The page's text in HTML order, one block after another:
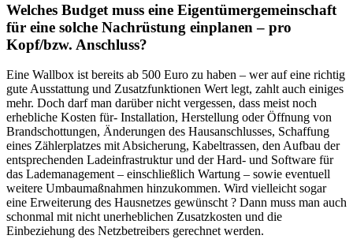
Welches Budget muss eine Eigentümergemeinschaft
für eine solche Nachrüstung einplanen – pro
Kopf/bzw. Anschluss?
Eine Wallbox ist bereits ab 500 Euro zu haben – wer auf eine richtig
gute Ausstattung und Zusatzfunktionen Wert legt, zahlt auch einiges
mehr. Doch darf man darüber nicht vergessen, dass meist noch
erhebliche Kosten für- Installation, Herstellung oder Öffnung von
Brandschottungen, Änderungen des Hausanschlusses, Schaffung
eines Zählerplatzes mit Absicherung, Kabeltrassen, den Aufbau der
entsprechenden Ladeinfrastruktur und der Hard- und Software für
das Lademanagement – einschließlich Wartung – sowie eventuell
weitere Umbaumaßnahmen hinzukommen. Wird vielleicht sogar
eine Erweiterung des Hausnetzes gewünscht ? Dann muss man auch
schonmal mit nicht unerheblichen Zusatzkosten und die
Einbeziehung des Netzbetreibers gerechnet werden.